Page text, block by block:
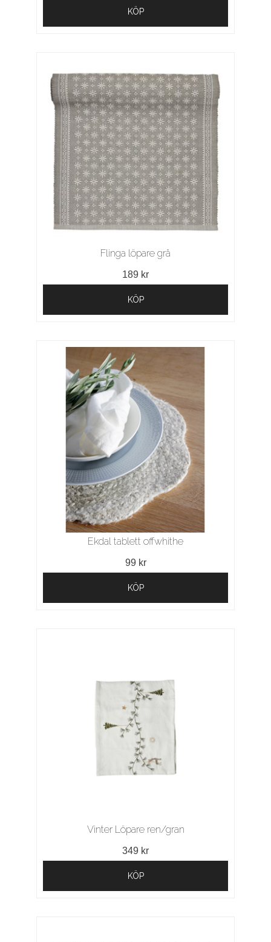
KÖP
Flinga löpare grå
189 kr
KÖP
Ekdal tablett offwhithe
99 kr
KÖP
Vinter Löpare ren/gran
349 kr
KÖP